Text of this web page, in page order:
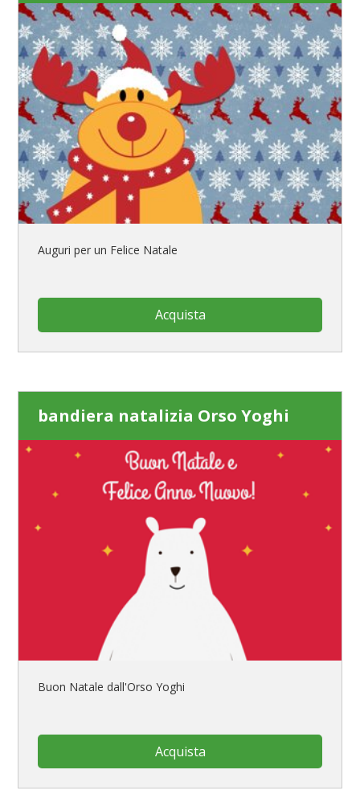
Auguri per un Felice Natale
Acquista
bandiera natalizia Orso Yoghi
Buon Natale dall'Orso Yoghi
Acquista